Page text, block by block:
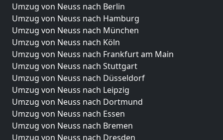
Umzug von Neuss nach Berlin
Umzug von Neuss nach Hamburg
Umzug von Neuss nach München
Umzug von Neuss nach Köln
Umzug von Neuss nach Frankfurt am Main
Umzug von Neuss nach Stuttgart
Umzug von Neuss nach Düsseldorf
Umzug von Neuss nach Leipzig
Umzug von Neuss nach Dortmund
Umzug von Neuss nach Essen
Umzug von Neuss nach Bremen
Umzug von Neuss nach Dresden